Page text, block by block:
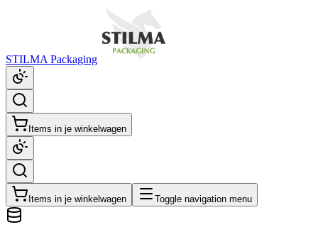
STILMA Packaging
Items in je winkelwagen
Items in je winkelwagen Toggle navigation menu